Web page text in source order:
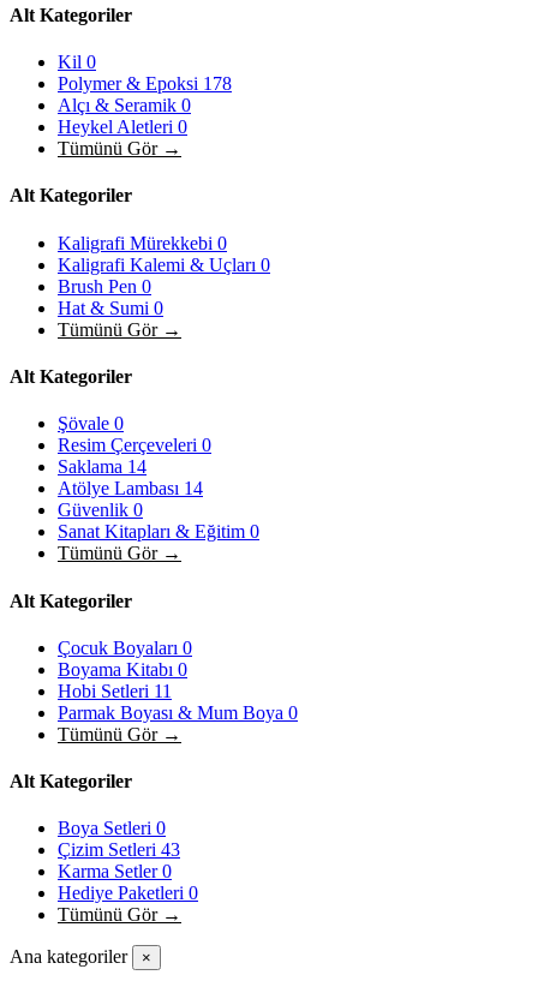
Alt Kategoriler
Kil 0
Polymer & Epoksi 178
Alçı & Seramik 0
Heykel Aletleri 0
Tümünü Gör →
Alt Kategoriler
Kaligrafi Mürekkebi 0
Kaligrafi Kalemi & Uçları 0
Brush Pen 0
Hat & Sumi 0
Tümünü Gör →
Alt Kategoriler
Şövale 0
Resim Çerçeveleri 0
Saklama 14
Atölye Lambası 14
Güvenlik 0
Sanat Kitapları & Eğitim 0
Tümünü Gör →
Alt Kategoriler
Çocuk Boyaları 0
Boyama Kitabı 0
Hobi Setleri 11
Parmak Boyası & Mum Boya 0
Tümünü Gör →
Alt Kategoriler
Boya Setleri 0
Çizim Setleri 43
Karma Setler0
Hediye Paketleri 0
Tümünü Gör →
Ana kategoriler ×